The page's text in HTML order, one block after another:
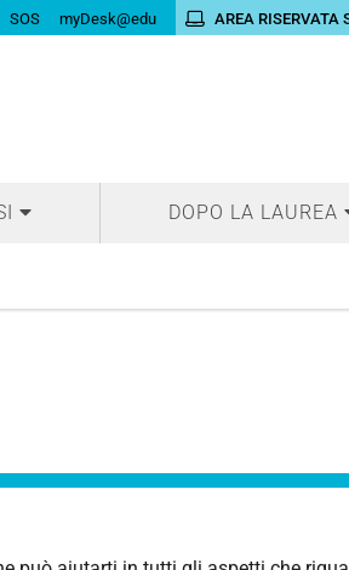
SOS myDesk@edu AREA RISERVATA
DOPO LA LAUREA